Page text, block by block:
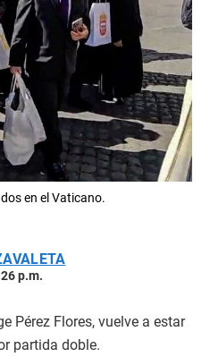
en el Vaticano.
p.m.
Pérez Flores, vuelve a estar
partida doble.